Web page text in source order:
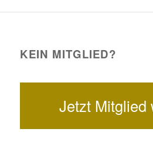
KEIN MITGLIED?
Jetzt Mitglied